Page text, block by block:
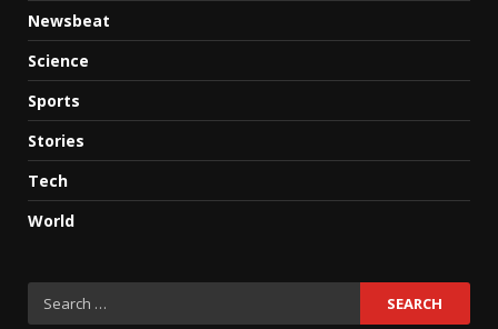
Newsbeat
Science
Sports
Stories
Tech
World